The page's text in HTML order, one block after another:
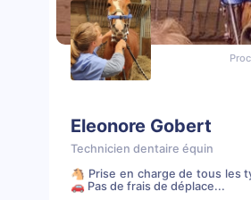
Eleonore Gobert
Technicien dentaire équin
🐴 Prise en charge de tous les
🚗 Pas de frais de déplace...